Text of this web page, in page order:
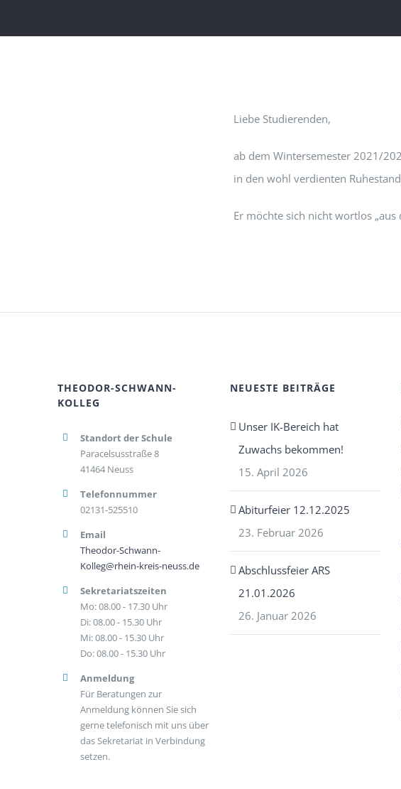
Liebe Studierenden,
ab dem Wintersemester 2021/
in den wohl verdienten
Er möchte sich nicht wortlos
THEODOR-SCHWANN-
KOLLEG
Standort der Schule
Paracelsusstraße 8
41464 Neuss
Telefonnummer
02131-525510
Email
Theodor-Schwann-
Kolleg@rhein-kreis-neuss.de
Sekretariatszeiten
Mo: 08.00 - 17.30 Uhr
Di: 08.00 - 15.30 Uhr
Mi: 08.00 - 15.30 Uhr
Do: 08.00 - 15.30 Uhr
Anmeldung
Für Beratungen zur
Anmeldung können Sie sich
gerne telefonisch mit uns über
das Sekretariat in Verbindung
setzen.
NEUESTE BEITRÄGE
Unser IK-Bereich hat
Zuwachs bekommen!
15. April 2026
Abiturfeier 12.12.2025
23. Februar 2026
Abschlussfeier ARS
21.01.2026
26. Januar 2026